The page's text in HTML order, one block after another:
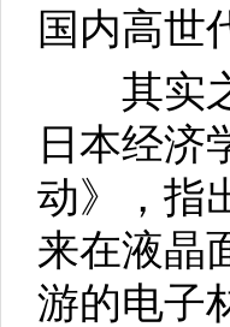
国内高世
其实之
日本经济
动》，指
来在液晶
游的电子